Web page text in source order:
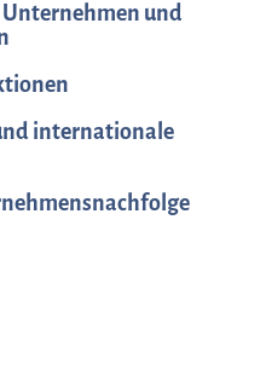
und
internationale